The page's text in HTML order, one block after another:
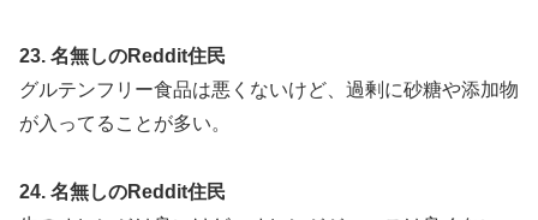
23. 名無しのReddit住民
グルテンフリー食品は悪くないけど、過剰に砂糖や添加物
が入ってることが多い。
24. 名無しのReddit住民